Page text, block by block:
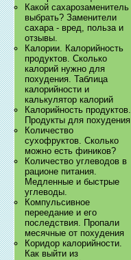
Какой сахарозаменитель
выбрать? Заменители
сахара - вред, польза и
отзывы.
Калории. Калорийность
продуктов. Сколько
калорий нужно для
похудения. Таблица
калорийности и
калькулятор калорий
Калорийность продуктов.
Продукты для похудения
Количество
сухофруктов. Сколько
можно есть фиников?
Количество углеводов в
рационе питания.
Медленные и быстрые
углеводы.
Компульсивное
переедание и его
последствия. Пропали
месячные от похудения
Коридор калорийности.
Как выйти из